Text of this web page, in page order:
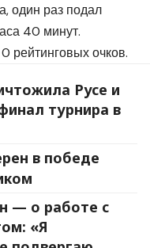
один раз подал
40 минут.
рейтинговых очков.
Русе и
турнира в
в победе
— о работе с
«Я